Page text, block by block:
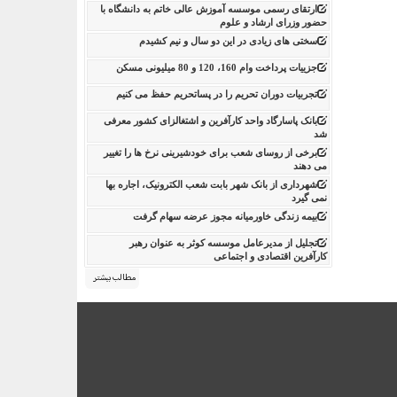
ارتقای رسمی موسسه آموزش عالی خاتم به دانشگاه با
حضور وزرای ارشاد و علوم
سختی های زیادی در این دو سال و نیم کشیدم
جزییات پرداخت وام 160، 120 و 80 میلیونی مسکن
تجربیات دوران تحریم را در پساتحریم حفظ می کنیم
بانک پاسارگاد واحد کارآفرین و اشتغالزای کشور معرفی
شد
برخی از روسای شعب برای خودشیرینی نرخ ها را تغییر
می دهند
شهرداری از بانک شهر بابت شعب الکترونیک، اجاره بها
نمی گیرد
بیمه زندگی خاورمیانه مجوز عرضه سهام گرفت
تجلیل از مدیرعامل موسسه کوثر به عنوان رهبر
کارآفرین اقتصادی و اجتماعی
مطالب بیشتر